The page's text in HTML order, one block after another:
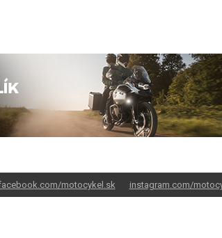
motocykel.sk instagram.com/